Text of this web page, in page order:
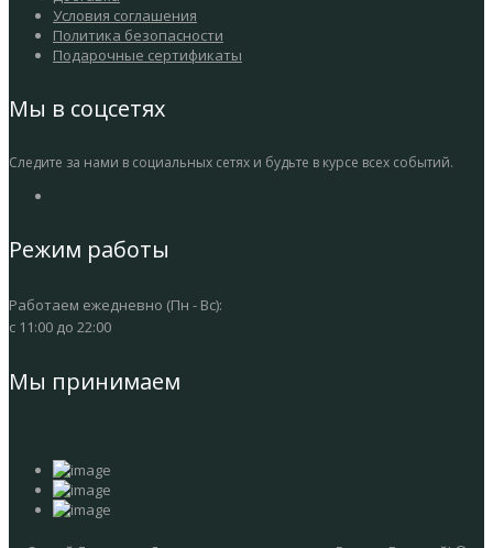
Условия соглашения
Политика безопасности
Подарочные сертификаты
Мы в соцсетях
Следите за нами в социальных сетях и будьте в курсе всех событий.
Режим работы
Работаем ежедневно (Пн - Вс):
с 11:00 до 22:00
Мы принимаем